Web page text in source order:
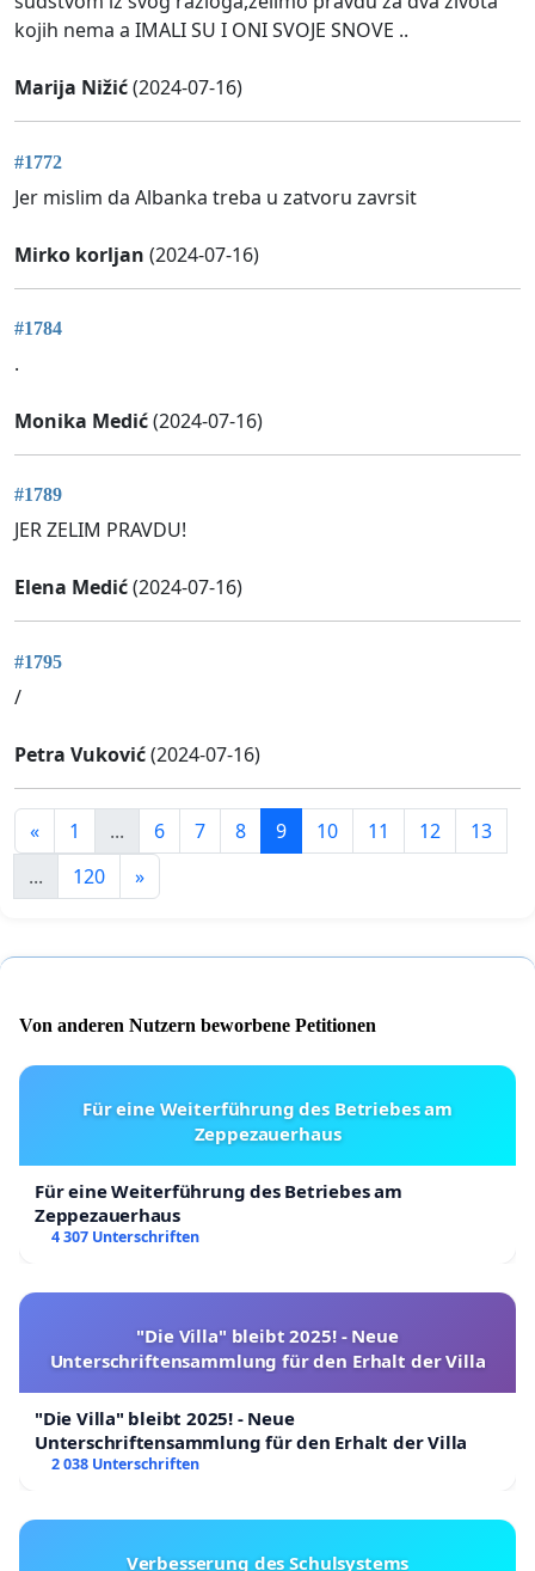
kojih nema a IMALI SU I ONI SVOJE SNOVE ..
Marija Nižić(2024-07-16)
#1772
Jer mislim da Albanka treba u zatvoru zavrsit
Mirko korljan (2024-07-16)
#1784
.
Monika Medić(2024-07-16)
#1789
JER ZELIM PRAVDU!
Elena Medić(2024-07-16)
#1795
/
Petra Vuković(2024-07-16)
« 1 ... 6 7 8 9 10 11 12
13
...
120 »
Von anderen Nutzern beworbene Petitionen
Für eine Weiterführung des Betriebes am
Zeppezauerhaus
Für eine Weiterführung des Betriebes am
Zeppezauerhaus
4 307 Unterschriften
"Die Villa" bleibt 2025! - Neue
Unterschriftensammlung für den Erhalt der Villa
"Die Villa" bleibt 2025! - Neue
Unterschriftensammlung für den Erhalt der Villa
2 038 Unterschriften
Verbesserung des Schulsystems